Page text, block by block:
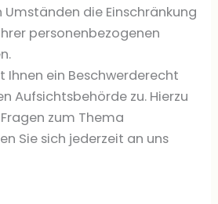
die Einschränkung
personenbezogenen
Ihnen ein Beschwerderecht
Aufsichtsbehörde zu. Hierzu
zum Thema
Sie sich jederzeit an uns